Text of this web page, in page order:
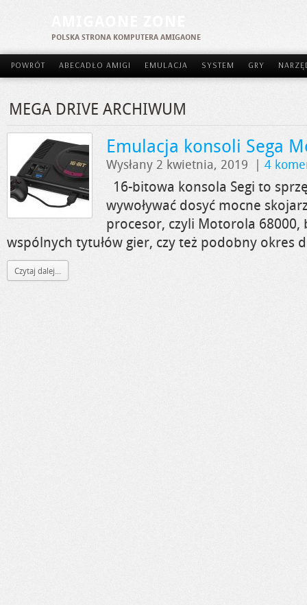
POLSKA STRONA KOMPUTERA AMIGAONE
POWRÓT ABECADŁO AMIGI EMULACJA SYSTEM GRY
MEGA DRIVE ARCHIWUM
Emulacja konsoli Sega
Wysłany 2 kwietnia, 2019 | 4
16-bitowa konsola Segi to
wywoływać dosyć mocne
procesor, czyli Motorola 68000,
wspólnych tytułów gier, czy też podobny okres
Czytaj dalej...